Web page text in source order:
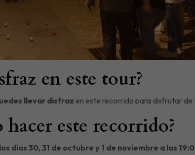
en este tour?
llevar disfraz en este recorrido para disfrutar
hacer este recorrido?
los días 30, 31 de octubre y 1 de noviembre a las